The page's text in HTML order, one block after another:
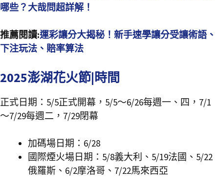
哪些？大哉問超詳解！
推薦閱讀:運彩讓分大揭秘！新手速學讓分受讓術語、
下注玩法、賠率算法
2025澎湖花火節|時間
正式日期：5/5正式開幕，5/5～6/26每週一、四，7/1
～7/29每週二，7/29閉幕
加碼場日期：6/28
國際煙火場日期：5/8義大利、5/19法國、5/22
俄羅斯、6/2摩洛哥、7/22馬來西亞